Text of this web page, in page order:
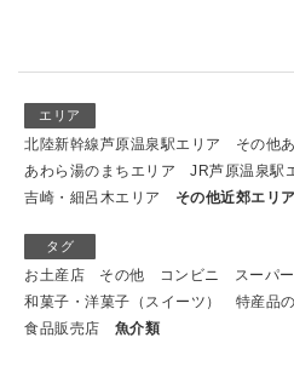
エリア
北陸新幹線芦原温泉駅エリア
その他
あわら湯のまちエリア
JR芦原温泉駅
吉崎・細呂木エリア
その他近郊エリア
タグ
お土産店 その他 コンビニ スーパー
和菓子・洋菓子（スイーツ）
特産品
食品販売店
魚介類